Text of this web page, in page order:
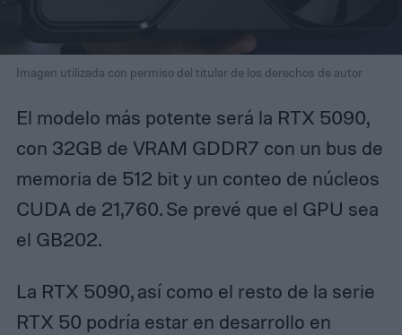
Imagen utilizada con permiso del titular de los derechos de autor
El modelo más potente será la RTX 5090,
con 32GB de VRAM GDDR7 con un bus de
memoria de 512 bit y un conteo de núcleos
CUDA de 21,760. Se prevé que el GPU sea
el GB202.
La RTX 5090, así como el resto de la serie
RTX 50 podría estar en desarrollo en